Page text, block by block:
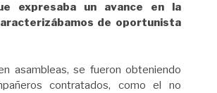
expresaba un avance en la
de oportunista
asambleas, se fueron obteniendo
contratados, como el no